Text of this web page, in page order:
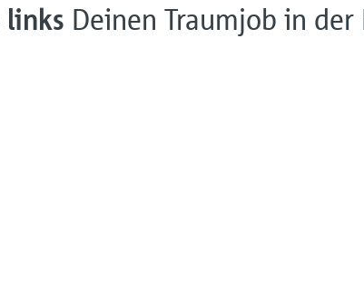
links Deinen Traumjob in der